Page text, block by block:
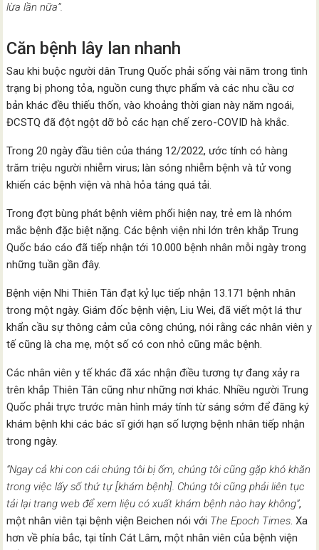
lừa lần nữa”.
Căn bệnh lây lan nhanh
Sau khi buộc người dân Trung Quốc phải sống vài năm trong tình
trạng bị phong tỏa, nguồn cung thực phẩm và các nhu cầu cơ
bản khác đều thiếu thốn, vào khoảng thời gian này năm ngoái,
ĐCSTQ đã đột ngột dỡ bỏ các hạn chế zero-COVID hà khắc.
Trong 20 ngày đầu tiên của tháng 12/2022, ước tính có hàng
trăm triệu người nhiễm virus; làn sóng nhiễm bệnh và tử vong
khiến các bệnh viện và nhà hỏa táng quá tải.
Trong đợt bùng phát bệnh viêm phổi hiện nay, trẻ em là nhóm
mắc bệnh đặc biệt nặng. Các bệnh viện nhi lớn trên khắp Trung
Quốc báo cáo đã tiếp nhận tới 10.000 bệnh nhân mỗi ngày trong
những tuần gần đây.
Bệnh viện Nhi Thiên Tân đạt kỷ lục tiếp nhận 13.171 bệnh nhân
trong một ngày. Giám đốc bệnh viện, Liu Wei, đã viết một lá thư
khẩn cầu sự thông cảm của công chúng, nói rằng các nhân viên y
tế cũng là cha mẹ, một số có con nhỏ cũng mắc bệnh.
Các nhân viên y tế khác đã xác nhận điều tương tự đang xảy ra
trên khắp Thiên Tân cũng như những nơi khác. Nhiều người Trung
Quốc phải trực trước màn hình máy tính từ sáng sớm để đăng ký
khám bệnh khi các bác sĩ giới hạn số lượng bệnh nhân tiếp nhận
trong ngày.
“Ngay cả khi con cái chúng tôi bị ốm, chúng tôi cũng gặp khó khăn
trong việc lấy số thứ tự [khám bệnh]. Chúng tôi cũng phải liên tục
tải lại trang web để xem liệu có xuất khám bệnh nào hay không”,
một nhân viên tại bệnh viện Beichen nói với The Epoch Times. Xa
hơn về phía bắc, tại tỉnh Cát Lâm, một nhân viên của bệnh viện